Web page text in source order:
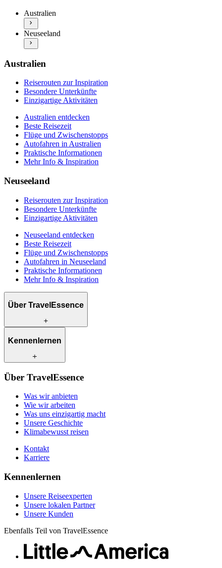
Flüge und Zwischenstopps
Autofahren in Australien
Praktische Informationen
Mehr Info & Inspiration
Einzigartige Aktivitäten
Neuseeland entdecken
Beste Reisezeit
Flüge und Zwischenstopps
Praktische Informationen
Australien
Neuseeland
Australien
Reiserouten zur Inspiration
Besondere Unterkünfte
Einzigartige Aktivitäten
Australien entdecken
Beste Reisezeit
Flüge und Zwischenstopps
Autofahren in Australien
Praktische Informationen
Mehr Info & Inspiration
Neuseeland
Reiserouten zur Inspiration
Besondere Unterkünfte
Einzigartige Aktivitäten
Neuseeland entdecken
Beste Reisezeit
Flüge und Zwischenstopps
Autofahren in Neuseeland
Praktische Informationen
Mehr Info & Inspiration
Über TravelEssence
Was wir anbieten
Was uns einzigartig macht
Klimabewusst reisen
Kontakt
Karriere
Kennenlernen
Unsere Reiseexperten
Unsere Kunden
Über TravelEssence
Was wir anbieten
Wie wir arbeiten
Was uns einzigartig macht
Unsere Geschichte
Klimabewusst reisen
Kontakt
Karriere
Kennenlernen
Unsere Reiseexperten
Unsere lokalen Partner
Unsere Kunden
Ebenfalls Teil von TravelEssence